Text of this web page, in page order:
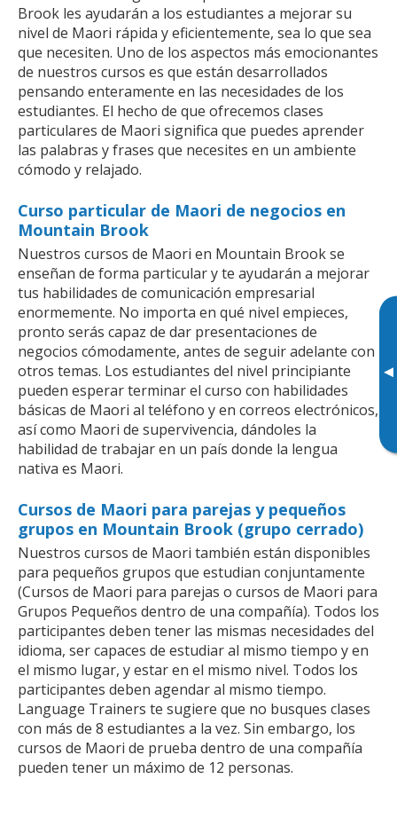
▸
Brook les ayudarán a los estudiantes a mejorar su
nivel de Maori rápida y eficientemente, sea lo que sea
que necesiten. Uno de los aspectos más emocionantes
de nuestros cursos es que están desarrollados
pensando enteramente en las necesidades de los
estudiantes. El hecho de que ofrecemos clases
particulares de Maori significa que puedes aprender
las palabras y frases que necesites en un ambiente
cómodo y relajado.
Curso particular de Maori de negocios en
Mountain Brook
Nuestros cursos de Maori en Mountain Brook se
enseñan de forma particular y te ayudarán a mejorar
tus habilidades de comunicación empresarial
enormemente. No importa en qué nivel empieces,
pronto serás capaz de dar presentaciones de
negocios cómodamente, antes de seguir adelante con
otros temas. Los estudiantes del nivel principiante
pueden esperar terminar el curso con habilidades
básicas de Maori al teléfono y en correos electrónicos,
así como Maori de supervivencia, dándoles la
habilidad de trabajar en un país donde la lengua
nativa es Maori.
Cursos de Maori para parejas y pequeños
grupos en Mountain Brook (grupo cerrado)
Nuestros cursos de Maori también están disponibles
para pequeños grupos que estudian conjuntamente
(Cursos de Maori para parejas o cursos de Maori para
Grupos Pequeños dentro de una compañía). Todos los
participantes deben tener las mismas necesidades del
idioma, ser capaces de estudiar al mismo tiempo y en
el mismo lugar, y estar en el mismo nivel. Todos los
participantes deben agendar al mismo tiempo.
Language Trainers te sugiere que no busques clases
con más de 8 estudiantes a la vez. Sin embargo, los
cursos de Maori de prueba dentro de una compañía
pueden tener un máximo de 12 personas.